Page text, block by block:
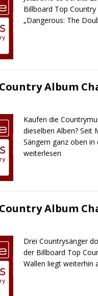
Billboard Top
„Dangerous: The
Album
Kaufen die
dieselben Alben? Seit
Sängern ganz oben
weiterlesen
Album
Drei Countrysänger
der Billboard Top
Wallen liegt weiterhin